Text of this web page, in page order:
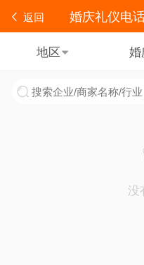
返回 婚庆礼仪电
地区 婚
没